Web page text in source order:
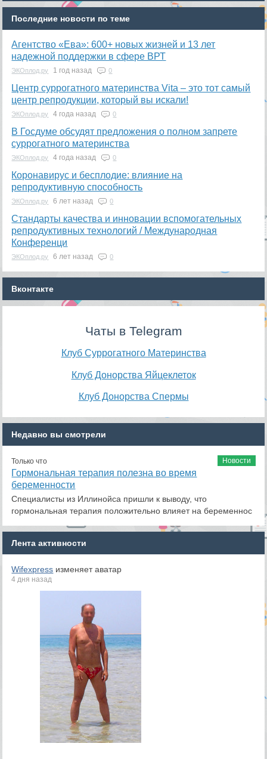
Последние новости по теме
Агентство «Ева»: 600+ новых жизней и 13 лет
надежной поддержки в сфере ВРТ
ЭКОплод.ру 1 год назад 0
​Центр суррогатного материнства Vita – это тот самый
центр репродукции, который вы искали!
ЭКОплод.ру 4 года назад 0
В Госдуме обсудят предложения о полном запрете
суррогатного материнства
ЭКОплод.ру 4 года назад 0
Коронавирус и бесплодие: влияние на
репродуктивную способность
ЭКОплод.ру 6 лет назад 0
​Стандарты качества и инновации вспомогательных
репродуктивных технологий / Международная
Конференци
ЭКОплод.ру 6 лет назад 0
Вконтакте
Чаты в Telegram
Клуб Суррогатного Материнства
Клуб Донорства Яйцеклеток
Клуб Донорства Спермы
Недавно вы смотрели
Новости
Только что
Гормональная терапия полезна во время
беременности
Специалисты из Иллинойса пришли к выводу, что
гормональная терапия положительно влияет на беременнос
Лента активности
Wifexpress изменяет аватар
4 дня назад